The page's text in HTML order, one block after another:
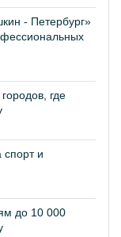
- Петербург»
где
и
до 10 000